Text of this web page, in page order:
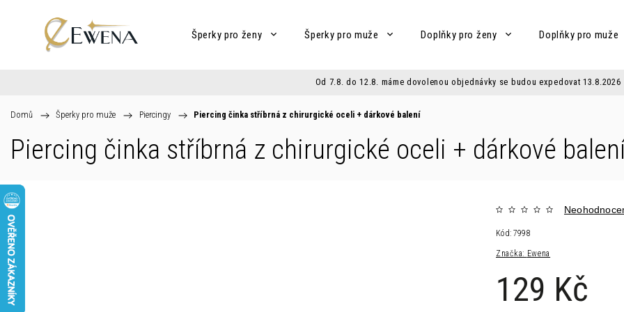
Šperky pro ženy Šperky pro muže Doplňky pro ženy Doplňky pro muže
Od 7.8. do 12.8. máme dovolenou objednávky se budou expedovat 13.8.2026
Domů / Šperky pro muže / Piercingy / Piercing činka stříbrná z chirurgické oceli + dárkové balení
Piercing činka stříbrná z chirurgické oceli + dárkové
Značka: Ewena
129 Kč
Kód: 7998